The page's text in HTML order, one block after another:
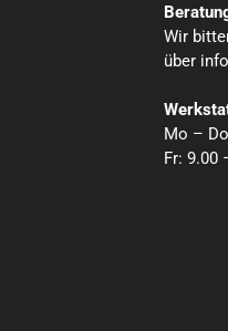
Wir
über
Mo – Do
Fr: 9.00